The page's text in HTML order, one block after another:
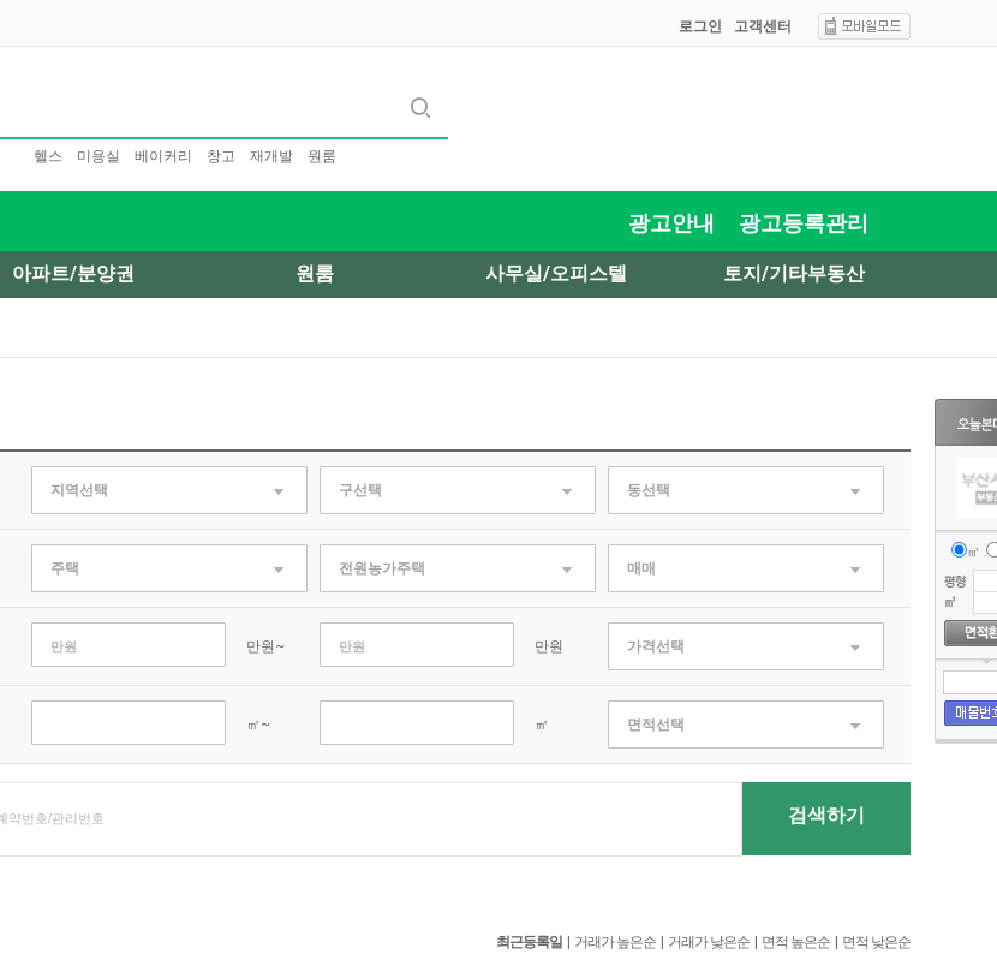
로그인 고객센터
㎡
헬스 미용실 베이커리 창고 재개발 원룸
광고안내 광고등록관리
아파트/분양권 원룸 사무실/오피스텔 토지/기타부동산
지역선택 구선택 동선택
주택 전원농가주택 매매
만원~ 만원 가격선택
㎡~ ㎡ 면적선택
검색하기
최근등록일 거래가 높은순 거래가 낮은순 면적 높은순 면적 낮은순